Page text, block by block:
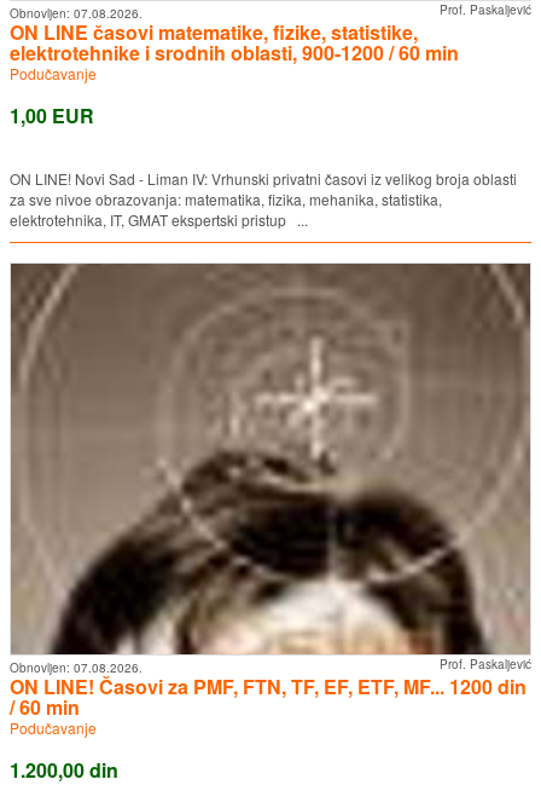
Prof. Paskaljević
Obnovljen: 07.08.2026.
ON LINE časovi matematike, fizike, statistike,
elektrotehnike i srodnih oblasti, 900-1200 / 60 min
Podučavanje
1,00 EUR
ON LINE! Novi Sad - Liman IV: Vrhunski privatni časovi iz velikog broja oblasti
za sve nivoe obrazovanja: matematika, fizika, mehanika, statistika,
elektrotehnika, IT, GMAT ekspertski pristup ...
Prof. Paskaljević
Obnovljen: 07.08.2026.
ON LINE! Časovi za PMF, FTN, TF, EF, ETF, MF... 1200 din
/ 60 min
Podučavanje
1.200,00 din